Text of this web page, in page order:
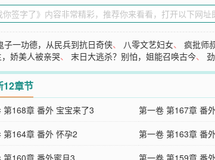
子一功德，从民兵到抗日奇侠、 八零文艺妇女、疯批师
娇美人被亲哭、末日大逃杀？别怕，姐能召唤古今、
12章节
第168章 番外 宝宝来了3 第一卷 第167章 番
第164章 番外 怀孕2 第一卷 第163章 番